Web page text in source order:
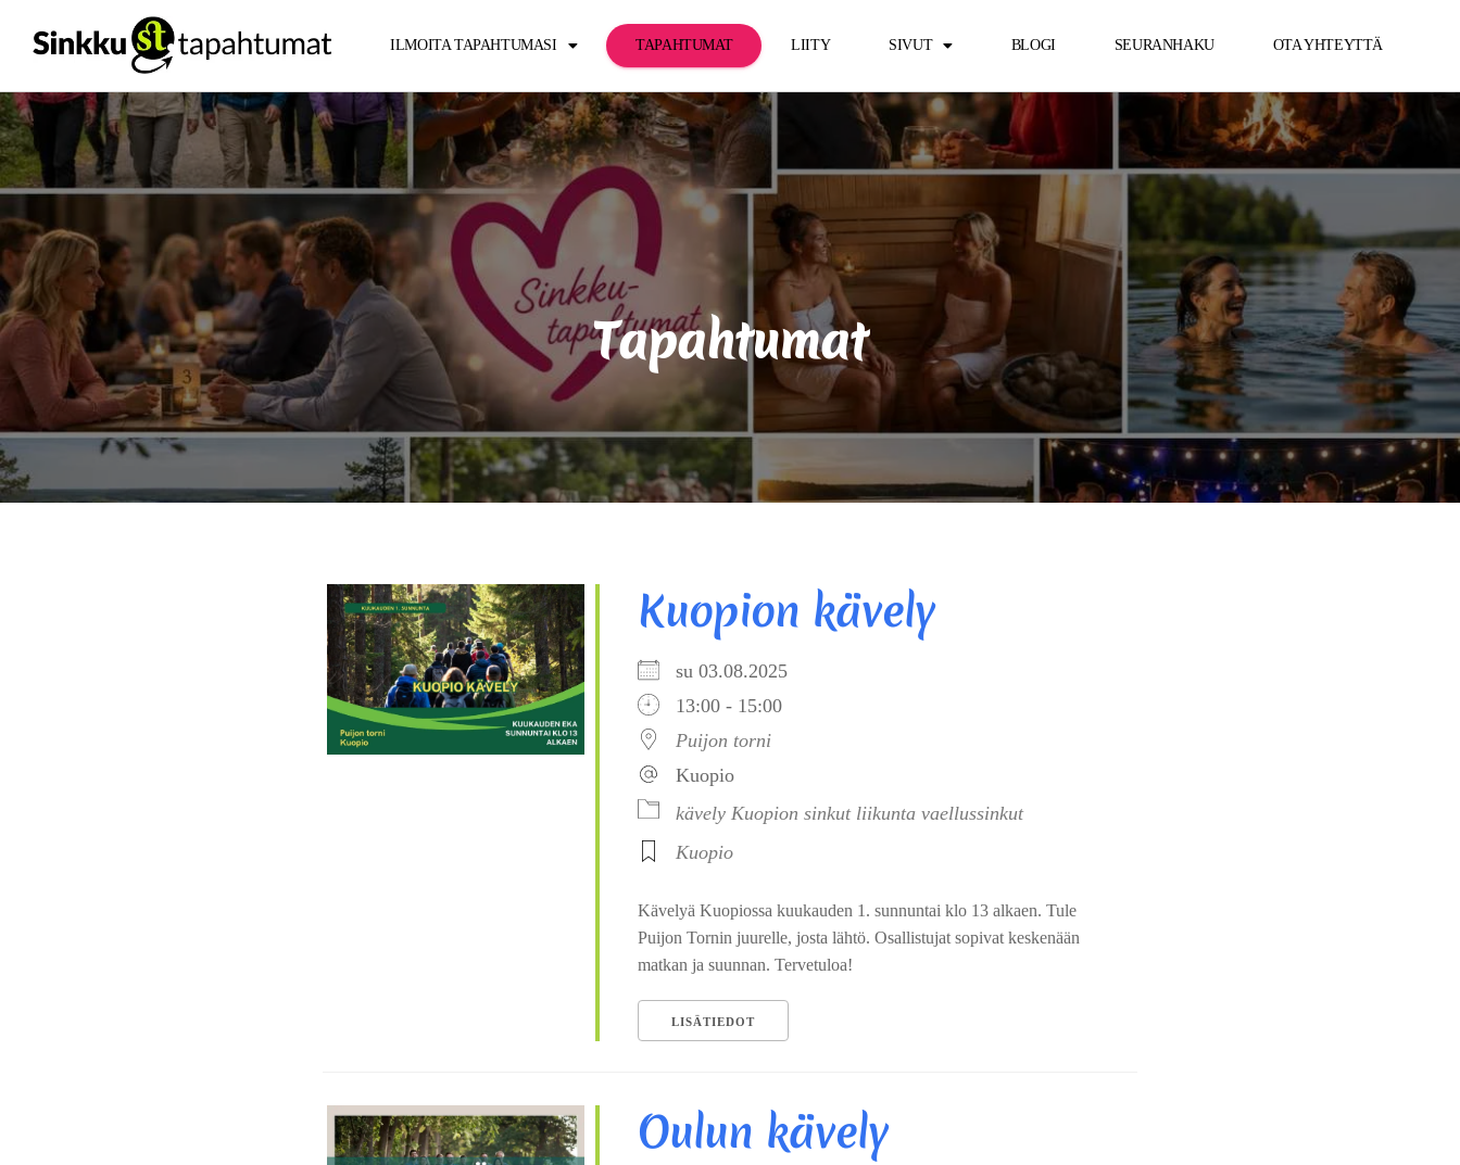
ILMOITA TAPAHTUMASI TAPAHTUMAT LIITY SIVUT BLOGI SEURANHAKU OTA YHTEYTTÄ
Tapahtumat
Kuopion kävely
su 03.08.2025
13:00 - 15:00
Puijon torni
Kuopio
kävely Kuopion sinkut liikunta vaellussinkut
Kuopio
Kävelyä Kuopiossa kuukauden 1. sunnuntai klo 13 alkaen. Tule
Puijon Tornin juurelle, josta lähtö. Osallistujat sopivat keskenään
matkan ja suunnan. Tervetuloa!
LISÄTIEDOT
Oulun kävely